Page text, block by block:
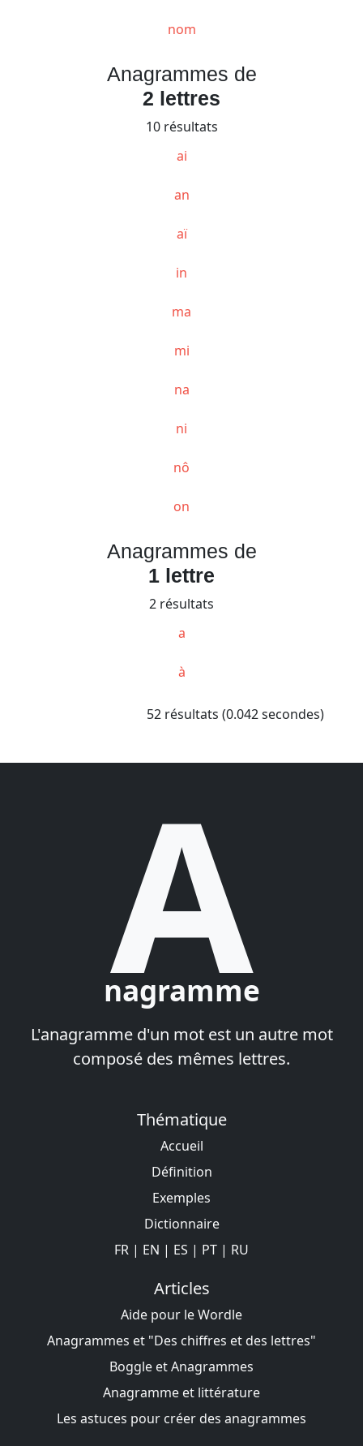
nom
Anagrammes de
2 lettres
10 résultats
ai
an
aï
in
ma
mi
na
ni
nô
on
Anagrammes de
1 lettre
2 résultats
a
à
52 résultats (0.042 secondes)
A
nagramme
L'anagramme d'un mot est un autre mot
composé des mêmes lettres.
Thématique
Accueil
Définition
Exemples
Dictionnaire
FR | EN | ES | PT | RU
Articles
Aide pour le Wordle
Anagrammes et "Des chiffres et des lettres"
Boggle et Anagrammes
Anagramme et littérature
Les astuces pour créer des anagrammes